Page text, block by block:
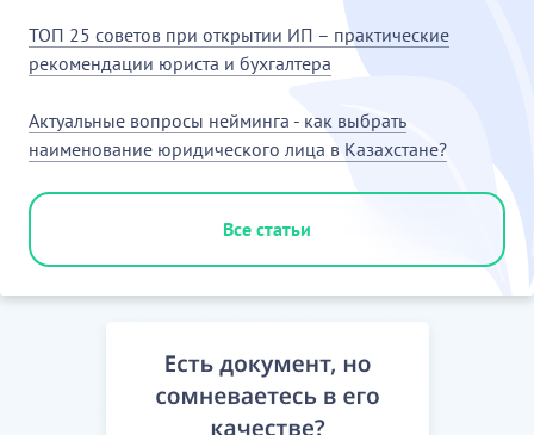
ТОП 25 советов при открытии ИП – практические
рекомендации юриста и бухгалтера
Актуальные вопросы нейминга - как выбрать
наименование юридического лица в Казахстане?
Все статьи